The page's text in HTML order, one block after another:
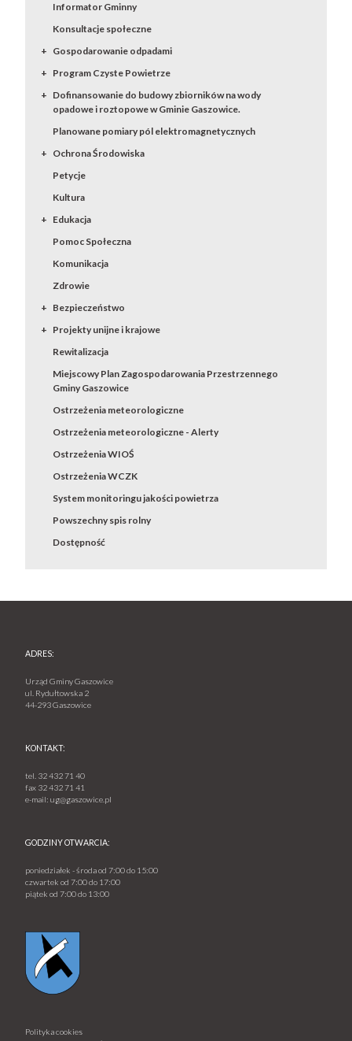
Informator Gminny
Konsultacje społeczne
Gospodarowanie odpadami
Program Czyste Powietrze
Dofinansowanie do budowy zbiorników na wody
opadowe i roztopowe w Gminie Gaszowice.
Planowane pomiary pól elektromagnetycznych
Ochrona Środowiska
Petycje
Kultura
Edukacja
Pomoc Społeczna
Komunikacja
Zdrowie
Bezpieczeństwo
Projekty unijne i krajowe
Rewitalizacja
Miejscowy Plan Zagospodarowania Przestrzennego
Gminy Gaszowice
Ostrzeżenia meteorologiczne
Ostrzeżenia meteorologiczne - Alerty
Ostrzeżenia WIOŚ
Ostrzeżenia WCZK
System monitoringu jakości powietrza
Powszechny spis rolny
Dostępność
ADRES:
Urząd Gminy Gaszowice
ul. Rydułtowska 2
44-293 Gaszowice
KONTAKT:
tel. 32 432 71 40
fax 32 432 71 41
e-mail:ug@gaszowice.pl
GODZINY OTWARCIA:
poniedziałek - środa od 7:00 do 15:00
czwartek od 7:00 do 17:00
piątek od 7:00 do 13:00
Polityka cookies